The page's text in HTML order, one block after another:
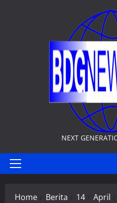
NEXT
Primary
Home Berita 14 April